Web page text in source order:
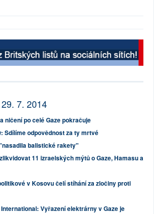
7. 2014
ničení po celé Gaze pokračuje
Sdílíme odpovědnost za ty mrtvé
balistické rakety"
11 izraelských mýtů o Gaze, Hamasu a
v Kosovu čelí stíhání za zločiny proti
Vyřazení elektrárny v Gaze je